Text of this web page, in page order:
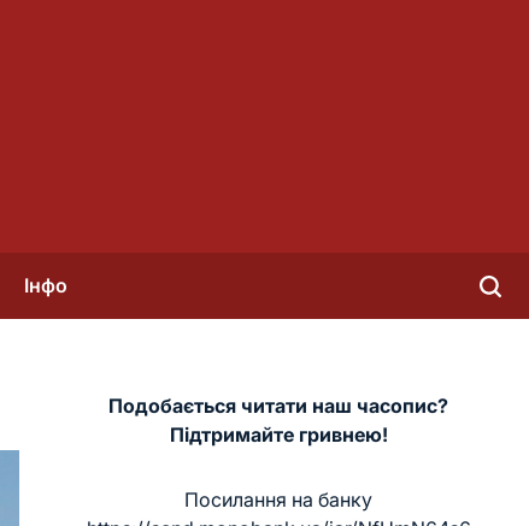
Інфо
Подобається читати наш часопис?
Підтримайте гривнею!
Посилання на банку